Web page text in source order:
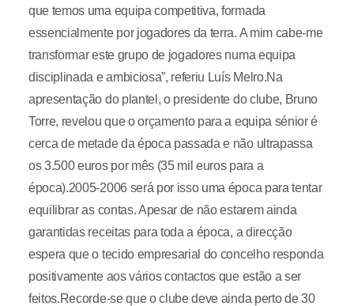
que temos uma equipa competitiva, formada
essencialmente por jogadores da terra. A mim cabe-me
transformar este grupo de jogadores numa equipa
disciplinada e ambiciosa”, referiu Luís Melro.Na
apresentação do plantel, o presidente do clube, Bruno
Torre, revelou que o orçamento para a equipa sénior é
cerca de metade da época passada e não ultrapassa
os 3.500 euros por mês (35 mil euros para a
época).2005-2006 será por isso uma época para tentar
equilibrar as contas. Apesar de não estarem ainda
garantidas receitas para toda a época, a direcção
espera que o tecido empresarial do concelho responda
positivamente aos vários contactos que estão a ser
feitos.Recorde-se que o clube deve ainda perto de 30